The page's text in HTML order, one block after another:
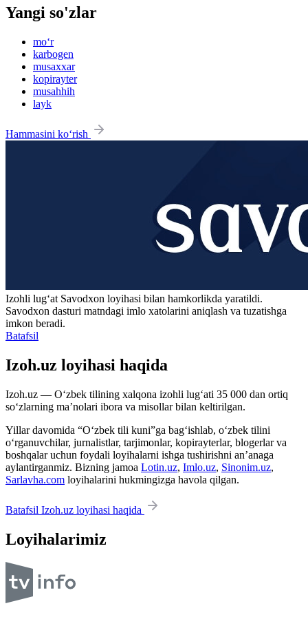
Yangi so'zlar
mo‘r
karbogen
musaxxar
kopirayter
musahhih
layk
Hammasini ko‘rish
Izohli lugʻat Savodxon loyihasi bilan hamkorlikda yaratildi.
Savodxon dasturi matndagi imlo xatolarini aniqlash va tuzatishga
imkon beradi.
Batafsil
Izoh.uz loyihasi haqida
Izoh.uz — O‘zbek tilining xalqona izohli lug‘ati 35 000 dan ortiq
so‘zlarning ma’nolari ibora va misollar bilan keltirilgan.
Yillar davomida “O‘zbek tili kuni”ga bag‘ishlab, o‘zbek tilini
o‘rganuvchilar, jurnalistlar, tarjimonlar, kopirayterlar, blogerlar va
boshqalar uchun foydali loyihalarni ishga tushirishni an’anaga
aylantirganmiz. Bizning jamoa Lotin.uz, Imlo.uz, Sinonim.uz,
Sarlavha.com loyihalarini hukmingizga havola qilgan.
Batafsil Izoh.uz loyihasi haqida
Loyihalarimiz